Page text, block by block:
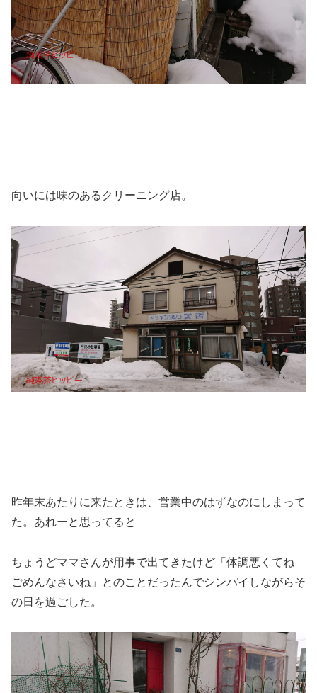
向いには味のあるクリーニング店。
昨年末あたりに来たときは、営業中のはずなのにしまって
た。あれーと思ってると
ちょうどママさんが用事で出てきたけど「体調悪くてね
ごめんなさいね」とのことだったんでシンパイしながらそ
の日を過ごした。